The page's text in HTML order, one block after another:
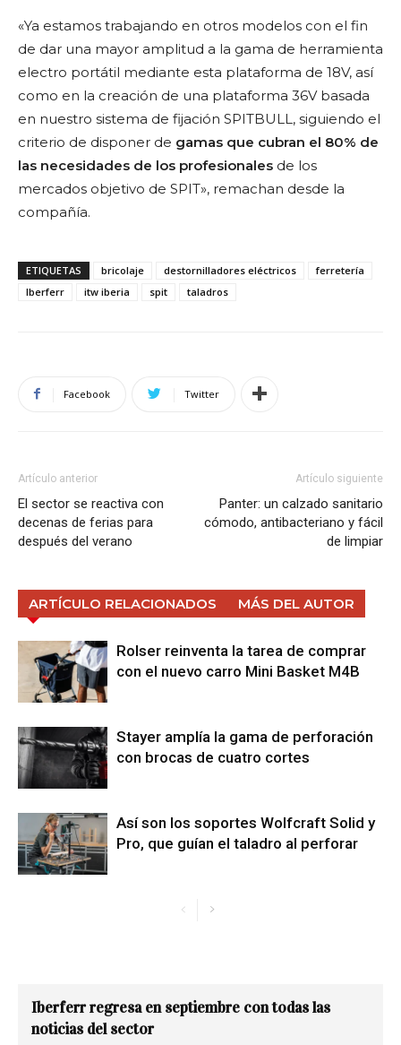
«Ya estamos trabajando en otros modelos con el fin
de dar una mayor amplitud a la gama de herramienta
electro portátil mediante esta plataforma de 18V, así
como en la creación de una plataforma 36V basada
en nuestro sistema de fijación SPITBULL, siguiendo el
criterio de disponer de gamas que cubran el 80% de
las necesidades de los profesionales de los
mercados objetivo de SPIT», remachan desde la
compañía.
ETIQUETAS bricolaje destornilladores eléctricos
ferretería
Iberferr
itw iberia spit taladros
Facebook Twitter
Artículo anterior
El sector se reactiva con
decenas de ferias para
después del verano
Artículo siguiente
Panter: un calzado sanitario
cómodo, antibacteriano y fácil
de limpiar
ARTÍCULO RELACIONADOS MÁS DEL AUTOR
Rolser reinventa la tarea de comprar
con el nuevo carro Mini Basket M4B
Stayer amplía la gama de perforación
con brocas de cuatro cortes
Así son los soportes Wolfcraft Solid y
Pro, que guían el taladro al perforar
Iberferr regresa en septiembre con todas las
noticias del sector